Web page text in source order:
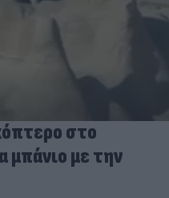
στο
μπάνιο με την